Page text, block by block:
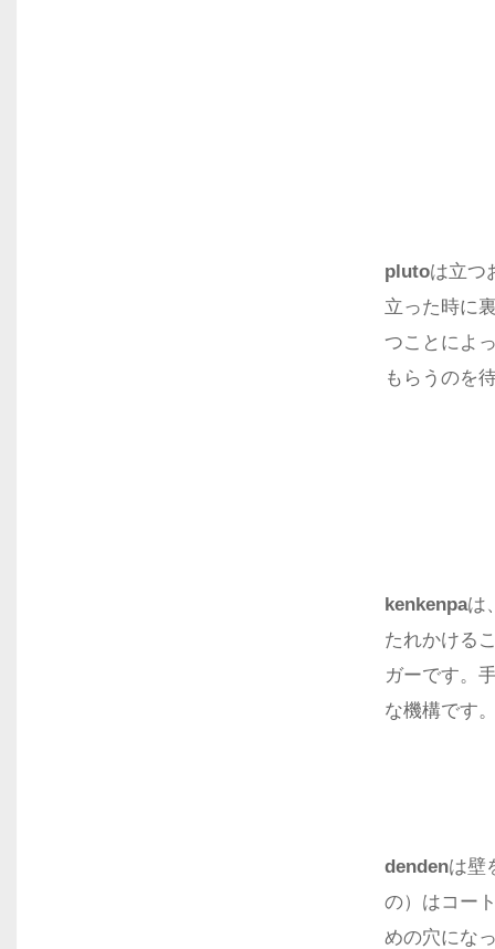
plutoは立つ
立った時に
つことによ
もらうのを
kenkenpaは
たれかける
ガーです。
な機構です
dendenは壁
の）はコー
めの穴にな